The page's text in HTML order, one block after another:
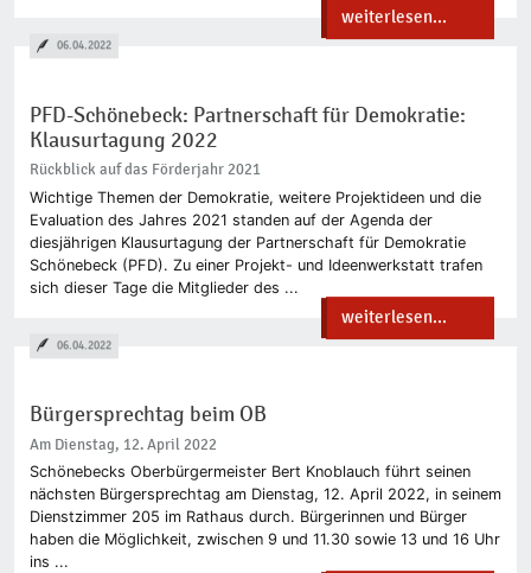
weiterlesen...
PFD-Schönebeck: Partnerschaft für Demokratie:
Klausurtagung 2022
Rückblick auf das Förderjahr 2021
Wichtige Themen der Demokratie, weitere Projektideen und die
Evaluation des Jahres 2021 standen auf der Agenda der
diesjährigen Klausurtagung der Partnerschaft für Demokratie
Schönebeck (PFD). Zu einer Projekt- und Ideenwerkstatt trafen
sich dieser Tage die Mitglieder des ...
weiterlesen...
06.04.2022
Bürgersprechtag beim OB
Am Dienstag, 12. April 2022
Schönebecks Oberbürgermeister Bert Knoblauch führt seinen
nächsten Bürgersprechtag am Dienstag, 12. April 2022, in seinem
Dienstzimmer 205 im Rathaus durch. Bürgerinnen und Bürger
haben die Möglichkeit, zwischen 9 und 11.30 sowie 13 und 16 Uhr
ins ...
06.04.2022